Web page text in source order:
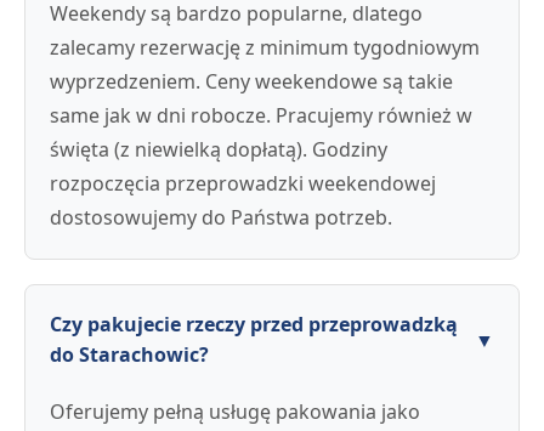
Weekendy są bardzo popularne, dlatego
zalecamy rezerwację z minimum tygodniowym
wyprzedzeniem. Ceny weekendowe są takie
same jak w dni robocze. Pracujemy również w
święta (z niewielką dopłatą). Godziny
rozpoczęcia przeprowadzki weekendowej
dostosowujemy do Państwa potrzeb.
Czy pakujecie rzeczy przed przeprowadzką
do Starachowic?
▼
Oferujemy pełną usługę pakowania jako